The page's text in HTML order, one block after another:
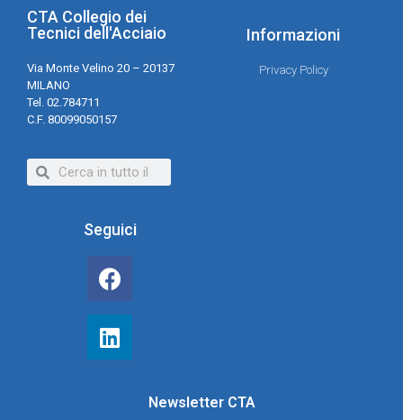
CTA Collegio dei
Tecnici dell'Acciaio
Via Monte Velino 20 – 20137
MILANO
Tel. 02.784711
C.F. 80099050157
Informazioni
Privacy Policy
Seguici
Newsletter CTA